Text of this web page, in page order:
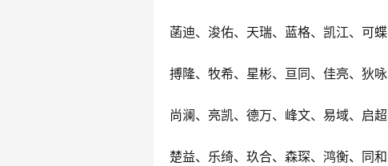
菡迪、浚佑、天瑞、蓝格、凯江、可蝶
搏隆、牧希、星彬、亘同、佳亮、狄咏
尚澜、亮凯、德万、峰文、易域、启超
楚益、乐绮、玖合、森琛、鸿衡、同和